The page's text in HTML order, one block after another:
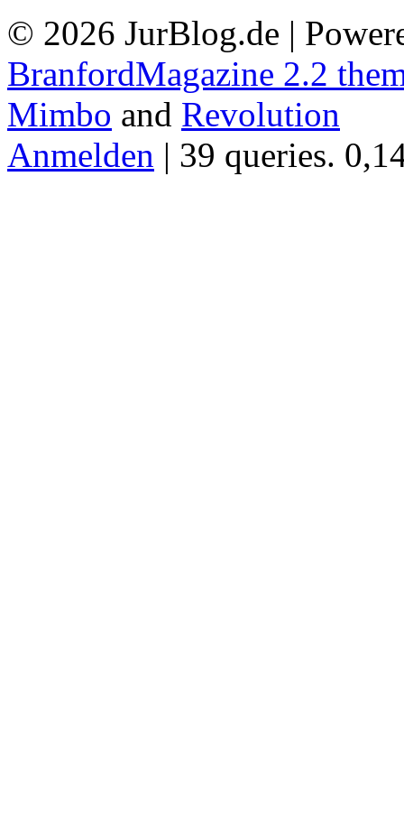
© 2026 JurBlog.de |
BranfordMagazine 2.2
Mimbo and Revolution
Anmelden | 39 queries.